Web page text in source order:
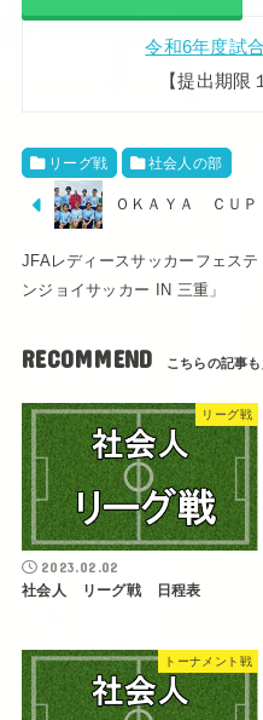
令和6年度試
【提出期限
リーグ戦 社会人の部
ＯＫＡＹＡ ＣＵＰ
JFAレディースサッカーフェス
ンジョイサッカー IN 三重」
RECOMMEND
リーグ戦
2023.02.02
社会人 リーグ戦 日程表
トーナメント戦